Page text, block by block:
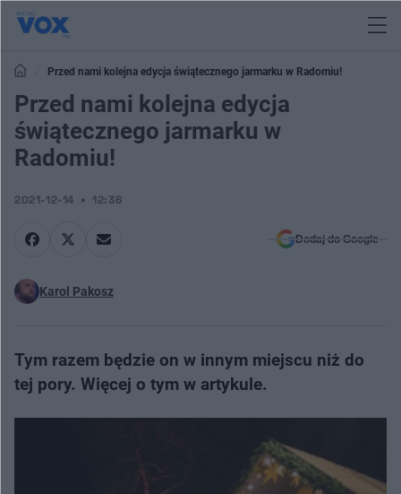
Przed nami kolejna edycja świątecznego jarmarku w Radomiu!
Przed nami kolejna edycja
świątecznego jarmarku w
Radomiu!
2021-12-14 12:36
Dodaj do Google
Karol Pakosz
Tym razem będzie on w innym miejscu niż do
tej pory. Więcej o tym w artykule.